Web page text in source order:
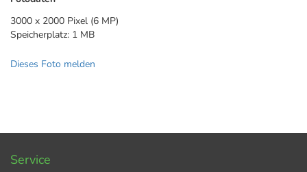
3000 x 2000 Pixel (6 MP)
Speicherplatz: 1 MB
Dieses Foto melden
Service